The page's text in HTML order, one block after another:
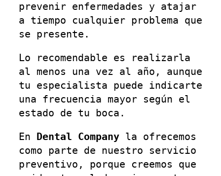
prevenir enfermedades y atajar
a tiempo cualquier problema que
se presente.
Lo recomendable es realizarla
al menos una vez al año, aunque
tu especialista puede indicarte
una frecuencia mayor según el
estado de tu boca.
En Dental Company la ofrecemos
como parte de nuestro servicio
preventivo, porque creemos que